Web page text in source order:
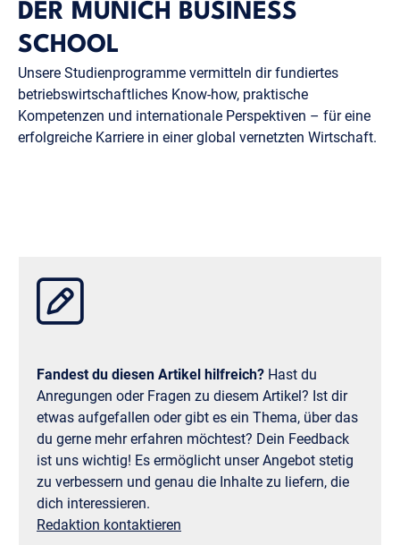
DER MUNICH BUSINESS
SCHOOL
Unsere Studienprogramme vermitteln dir fundiertes
betriebswirtschaftliches Know-how, praktische
Kompetenzen und internationale Perspektiven – für eine
erfolgreiche Karriere in einer global vernetzten Wirtschaft.
Fandest du diesen Artikel hilfreich? Hast du
Anregungen oder Fragen zu diesem Artikel? Ist dir
etwas aufgefallen oder gibt es ein Thema, über das
du gerne mehr erfahren möchtest? Dein Feedback
ist uns wichtig! Es ermöglicht unser Angebot stetig
zu verbessern und genau die Inhalte zu liefern, die
dich interessieren.
Redaktion kontaktieren